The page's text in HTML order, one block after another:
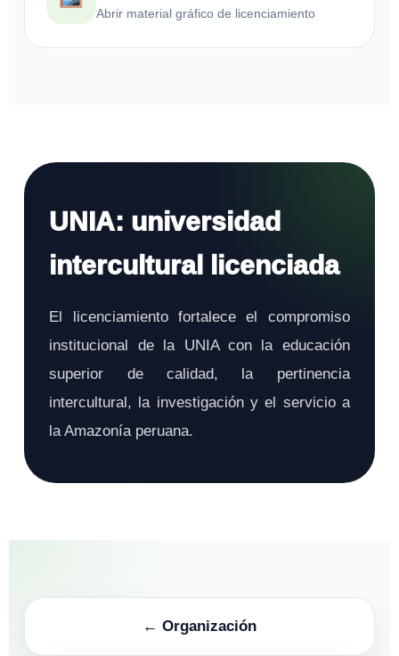
Abrir material gráfico de licenciamiento
UNIA: universidad
intercultural licenciada
El licenciamiento fortalece el compromiso
institucional de la UNIA con la educación
superior de calidad, la pertinencia
intercultural, la investigación y el servicio a
la Amazonía peruana.
← Organización